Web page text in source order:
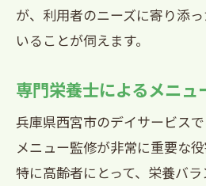
健康チェックと食事
食事を通じたリハビ
特別食がつなぐ地域文化
スの魅力
地域文化を感じる食
利用者と地域住民の
が、利用者のニーズに寄り添
いることが伺えます。
専門栄養士によるメニュ
兵庫県西宮市のデイサービス
メニュー監修が非常に重要な役
特に高齢者にとって、栄養バ